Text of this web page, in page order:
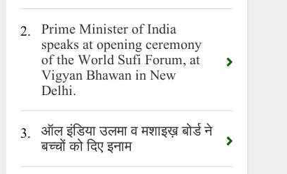
2. Prime Minister of India
speaks at opening ceremony
of the World Sufi Forum, at
Vigyan Bhawan in New
Delhi.
3. ऑल इंडिया उलमा व मशाइख़ बोर्ड ने
बच्चों को दिए इनाम